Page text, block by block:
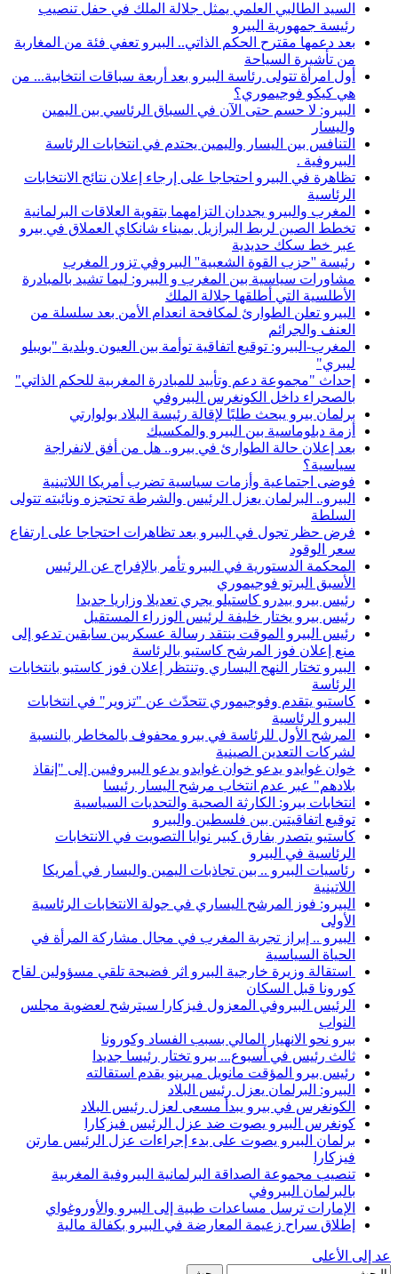
السيد الطالبي العلمي يمثل جلالة الملك في حفل تنصيب
رئيسة جمهورية البيرو
بعد دعمها مقترح الحكم الذاتي.. البيرو تعفي فئة من المغاربة
من تأشيرة السياحة
أول امرأة تتولى رئاسة البيرو بعد أربعة سباقات انتخابية... من
هي كيكو فوجيموري؟
البيرو: لا حسم حتى الآن في السباق الرئاسي بين اليمين
واليسار
التنافس بين اليسار واليمين يحتدم في انتخابات الرئاسة
البيروفية .
تظاهرة في البيرو احتجاجا على إرجاء إعلان نتائج الانتخابات
الرئاسية
المغرب والبيرو يجددان التزامهما بتقوية العلاقات البرلمانية
تخطط الصين لربط البرازيل بميناء شانكاي العملاق في بيرو
عبر خط سكك حديدية
رئيسة ''حزب القوة الشعبية'' البيروفي تزور المغرب
مشاورات سياسية بين المغرب و البيرو: ليما تشيد بالمبادرة
الأطلسية التي أطلقها جلالة الملك
البيرو تعلن الطوارئ لمكافحة انعدام الأمن بعد سلسلة من
العنف والجرائم
المغرب-البيرو: توقيع اتفاقية توأمة بين العيون وبلدية "بويبلو
ليبري"
إحداث "مجموعة دعم وتأييد للمبادرة المغربية للحكم الذاتي"
بالصحراء داخل الكونغرس البيروفي
برلمان بيرو يبحث طلبًا لإقالة رئيسة البلاد بولوارتي
أزمة دبلوماسية بين البيرو والمكسيك
بعد إعلان حالة الطوارئ في بيرو.. هل من أفق لانفراجة
سياسية؟
فوضى اجتماعية وأزمات سياسية تضرب أمريكا اللاتينية
البيرو.. البرلمان يعزل الرئيس والشرطة تحتجزه ونائبته تتولى
السلطة
فرض حظر تجول في البيرو بعد تظاهرات احتجاجا على ارتفاع
سعر الوقود
المحكمة الدستورية في البيرو تأمر بالإفراج عن الرئيس
الأسبق البرتو فوجيموري
رئيس بيرو بيدرو كاستيلو يجري تعديلا وزاريا جديدا
رئيس بيرو يختار خليفة لرئيس الوزراء المستقيل
رئيس البيرو الموقت ينتقد رسالة عسكريين سابقين تدعو إلى
منع إعلان فوز المرشح كاستيو بالرئاسة
البيرو تختار النهج اليساري وتنتظر إعلان فوز كاستيو بانتخابات
الرئاسة
كاستيو يتقدم وفوجيموري تتحدّث عن "تزوير" في انتخابات
البيرو الرئاسية
المرشح الأول للرئاسة في بيرو محفوف بالمخاطر بالنسبة
لشركات التعدين الصينية
خوان غوايدو يدعو خوان غوايدو يدعو البيروفيين إلى "إنقاذ
بلادهم" عبر عدم انتخاب مرشح اليسار رئيسا
انتخابات بيرو: الكارثة الصحية والتحديات السياسية
توقيع اتفاقيتين بين فلسطين والبيرو
كاستيو يتصدر بفارق كبير نوايا التصويت في الانتخابات
الرئاسية في البيرو
رئاسيات البيرو .. بين تجاذبات اليمين واليسار في أمريكا
اللاتينية
البيرو: فوز المرشح اليساري في جولة الانتخابات الرئاسية
الأولى
البيرو .. إبراز تجربة المغرب في مجال مشاركة المرأة في
الحياة السياسية
استقالة وزيرة خارجية البيرو اثر فضيحة تلقي مسؤولين لقاح
كورونا قبل السكان
الرئيس البيروفي المعزول فيزكارا سيترشح لعضوية مجلس
النواب
بيرو نحو الانهيار المالي بسبب الفساد وكورونا
ثالث رئيس في أسبوع... بيرو تختار رئيسا جديدا
رئيس بيرو المؤقت مانويل ميرينو يقدم استقالته
البيرو: البرلمان يعزل رئيس البلاد
الكونغرس في بيرو يبدأ مسعى لعزل رئيس البلاد
كونغرس البيرو يصوت ضد عزل الرئيس فيزكارا
برلمان البيرو يصوت على بدء إجراءات عزل الرئيس مارتن
فيزكارا
تنصيب مجموعة الصداقة البرلمانية البيروفية المغربية
بالبرلمان البيروفي
الإمارات ترسل مساعدات طبية إلى البيرو والأوروغواي
إطلاق سراح زعيمة المعارضة في البيرو بكفالة مالية
عد إلى الأعلى